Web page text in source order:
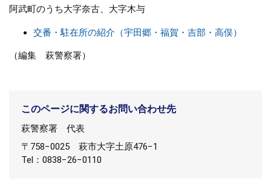
阿武町のうち大字奈古、大字木与
交番・駐在所の紹介（宇田郷・福賀・吉部・高俣）
（編集 萩警察署）
このページに関するお問い合わせ先
萩警察署
代表
〒758−0025
萩市大字土原476−1
Tel：0838−26−0110